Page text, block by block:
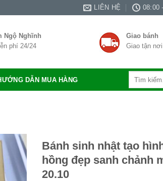
LIÊN HỆ 08:00
Ngộ Nghĩnh
phí 24/24
Giao bánh
Giao tận
DẪN MUA HÀNG
Bánh sinh nhật tạo
hồng đẹp sanh chảnh
20.10